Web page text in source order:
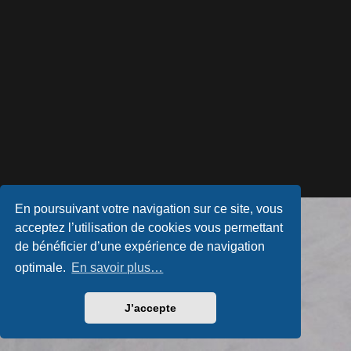
En poursuivant votre navigation sur ce site, vous
acceptez l’utilisation de cookies vous permettant
de bénéficier d’une expérience de navigation
optimale. En savoir plus…
J’accepte
Développé parphpBB® Forum Software © phpBB Limited
Style parArty- phpBB 3.3 par MrGaby
Traduction française officielle
Qiaeru
Confidentialité